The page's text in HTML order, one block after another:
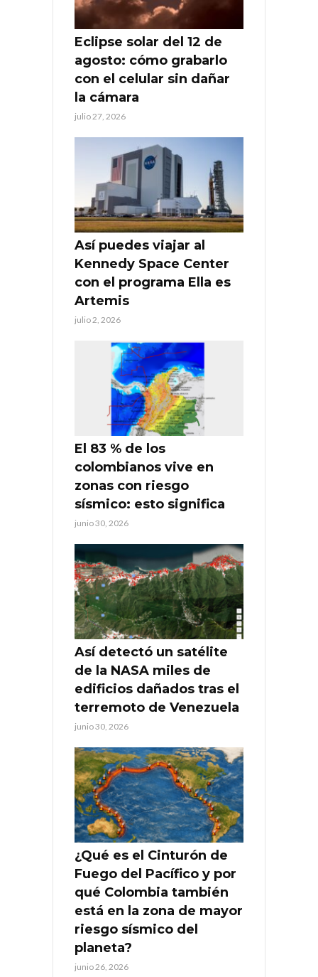
Eclipse solar del 12 de
agosto: cómo grabarlo
con el celular sin dañar
la cámara
julio 27, 2026
Así puedes viajar al
Kennedy Space Center
con el programa Ella es
Artemis
julio 2, 2026
El 83 % de los
colombianos vive en
zonas con riesgo
sísmico: esto significa
junio 30, 2026
Así detectó un satélite
de la NASA miles de
edificios dañados tras el
terremoto de Venezuela
junio 30, 2026
¿Qué es el Cinturón de
Fuego del Pacífico y por
qué Colombia también
está en la zona de mayor
riesgo sísmico del
planeta?
junio 26, 2026